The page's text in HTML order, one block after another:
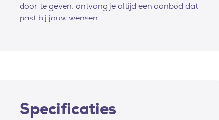
door te geven, ontvang je altijd een aanbod dat
past bij jouw wensen.
Specificaties